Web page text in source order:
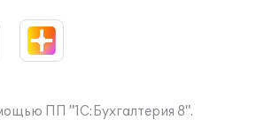
ПП "1С:Бухгалтерия 8".